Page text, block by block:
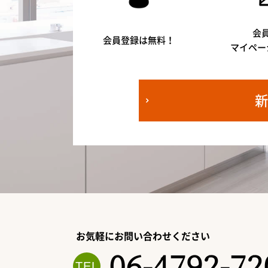
会員登録は無料！
会
マイペ
お気軽にお問い合わせください